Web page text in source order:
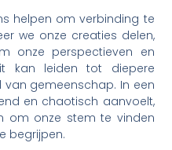
helpen om verbinding te
we onze creaties delen,
onze perspectieven en
kan leiden tot diepere
gemeenschap. In een
en chaotisch aanvoelt,
om onze stem te vinden
begrijpen.